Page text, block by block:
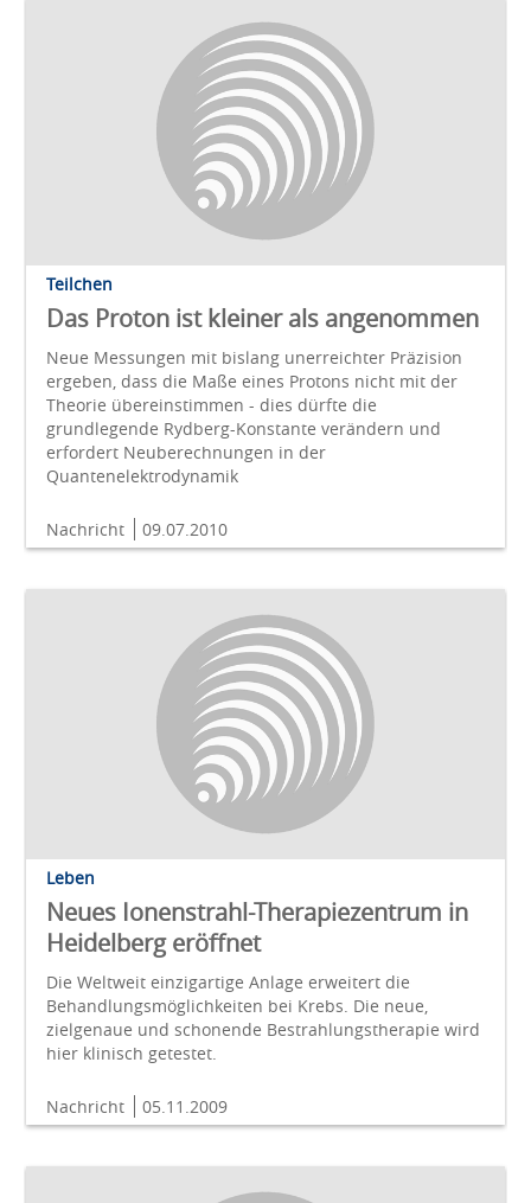
Teilchen
Das Proton ist kleiner als angenommen
Neue Messungen mit bislang unerreichter Präzision
ergeben, dass die Maße eines Protons nicht mit der
Theorie übereinstimmen - dies dürfte die
grundlegende Rydberg-Konstante verändern und
erfordert Neuberechnungen in der
Quantenelektrodynamik
Nachricht 09.07.2010
Leben
Neues Ionenstrahl-Therapiezentrum in
Heidelberg eröffnet
Die Weltweit einzigartige Anlage erweitert die
Behandlungsmöglichkeiten bei Krebs. Die neue,
zielgenaue und schonende Bestrahlungstherapie wird
hier klinisch getestet.
Nachricht 05.11.2009